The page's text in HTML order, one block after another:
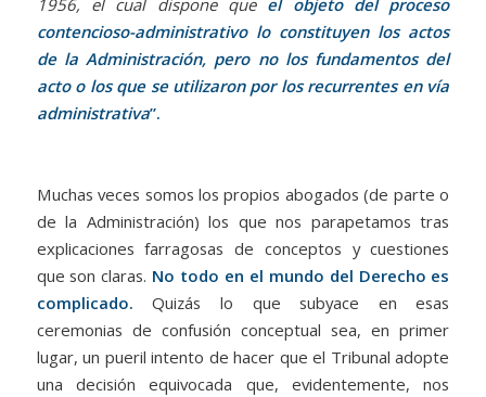
contencioso-administrativo lo constituyen los actos
de la Administración, pero no los fundamentos del
acto o los que se utilizaron por los recurrentes en vía
administrativa”.
Muchas veces somos los propios abogados (de parte o
de la Administración) los que nos parapetamos tras
explicaciones farragosas de conceptos y cuestiones
que son claras. No todo en el mundo del Derecho es
complicado.Quizás lo que subyace en esas
ceremonias de confusión conceptual sea, en primer
lugar, un pueril intento de hacer que el Tribunal adopte
una decisión equivocada que, evidentemente, nos